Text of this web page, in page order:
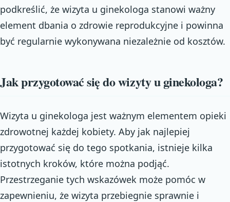
podkreślić, że wizyta u ginekologa stanowi ważny
element dbania o zdrowie reprodukcyjne i powinna
być regularnie wykonywana niezależnie od kosztów.
Jak przygotować się do wizyty u ginekologa?
Wizyta u ginekologa jest ważnym elementem opieki
zdrowotnej każdej kobiety. Aby jak najlepiej
przygotować się do tego spotkania, istnieje kilka
istotnych kroków, które można podjąć.
Przestrzeganie tych wskazówek może pomóc w
zapewnieniu, że wizyta przebiegnie sprawnie i